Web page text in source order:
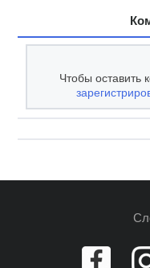
Чтобы оставить